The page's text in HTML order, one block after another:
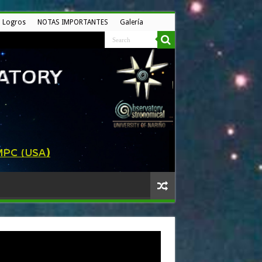
Logros NOTAS IMPORTANTES Galería